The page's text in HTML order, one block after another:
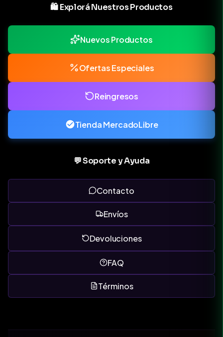
🛍️ Explorá Nuestros Productos
Nuevos Productos
Ofertas Especiales
Reingresos
Tienda MercadoLibre
💬 Soporte y Ayuda
Contacto
Envíos
Devoluciones
FAQ
Términos